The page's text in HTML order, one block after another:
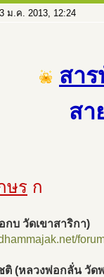
ม.ค. 2013, 12:24
สา
สา
ษร ก
กบ วัดเขาสาริกา)
ติ (หลวงพ่อกลั่น วัด